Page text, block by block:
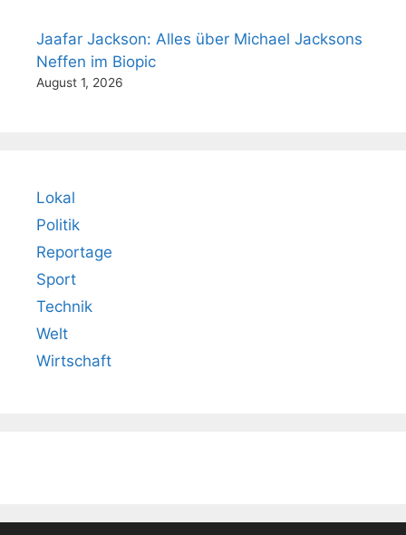
Jaafar Jackson: Alles über Michael Jacksons
Neffen im Biopic
August 1, 2026
Lokal
Politik
Reportage
Sport
Technik
Welt
Wirtschaft